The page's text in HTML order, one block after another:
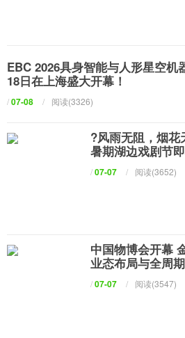
EBC 2026具身智能与人形星空机
18日在上海盛大开幕！
/07-08 / 阅读(3326)
?风雨无阻，烟
暑期湖边戏剧节即将
/07-07 / 阅读(3652)
中国物博会开幕
业态布局与全周
/07-07 / 阅读(3547)